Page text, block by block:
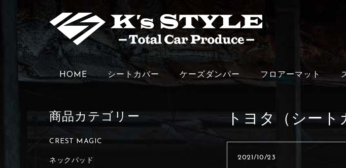
HOME シートカバー ケーズダンパー フロアーマット
トヨタ（シー
2021/10/23
商品カテゴリー
CREST MAGIC
ネックパッド